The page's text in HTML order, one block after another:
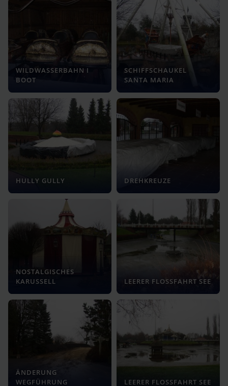
WILDWASSERBAHN I
BOOT
SCHIFFSCHAUKEL
SANTA MARIA
HULLY GULLY DREHKREUZE
NOSTALGISCHES
KARUSSELL
LEERER FLOSSFAHRT SEE
ÄNDERUNG
WEGFÜHRUNG
LEERER FLOSSFAHRT SEE